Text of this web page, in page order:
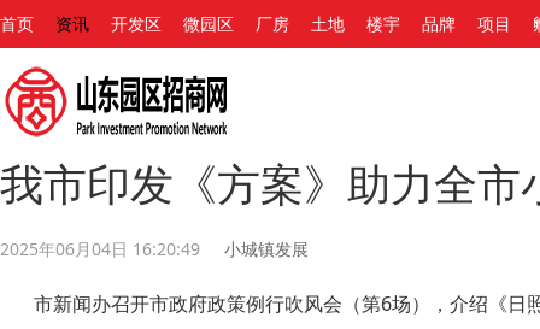
首页 资讯 开发区 微园区 厂房 土地 楼宇 品牌 项目
我市印发《方案》助力全市
2025年06月04日 16:20:49 小城镇发展
市新闻办召开市政府政策例行吹风会（第6场），介绍《日